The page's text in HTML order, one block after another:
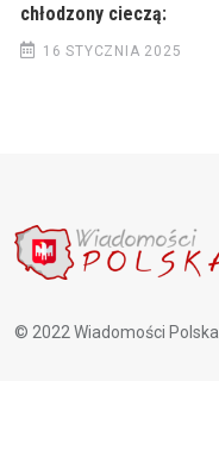
chłodzony cieczą:
16 STYCZNIA 2025
© 2022 Wiadomości Polska